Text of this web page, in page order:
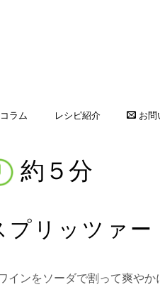
コラム レシピ紹介 お問
約５分
プリッツァー
インをソーダで割って爽やか